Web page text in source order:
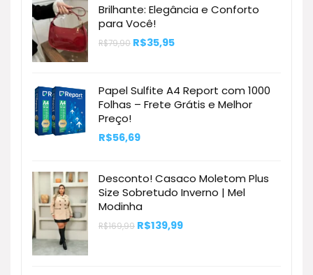
Brilhante: Elegância e Conforto
para Você!
R$79,90 O
R$79,90.
R$35,95O
R$35,95.
Papel Sulfite A4 Report com 1000
Folhas – Frete Grátis e Melhor
Preço!
R$56,69
Desconto! Casaco Moletom Plus
Size Sobretudo Inverno | Mel
Modinha
R$169,99 O
preço
R$139,99O